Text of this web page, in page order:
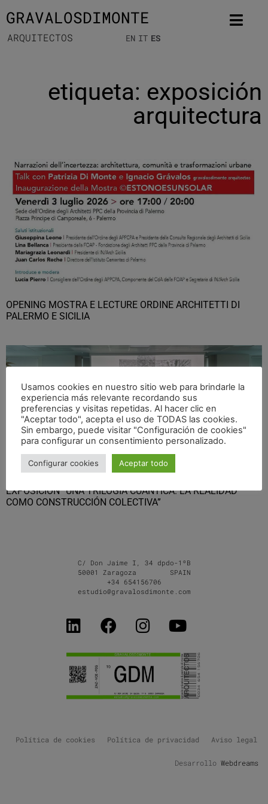
GRAVALOSDIMONTE
ARQUITECTOS EN IT ES
etiqueta: exposición
arquitectura
OPENING MOSTRA E LECTURE ORDINE ARCHITETTI DI
PALERMO E SICILIA
EXPOSICIÓN “UNA TRILOGÍA CUÁNTICA. LA REALIDAD
COMO CONSTRUCCIÓN COLECTIVA”
C/ Don Jaime I, 34 dpdo-1ºB
50001 Zaragoza SPAIN
+34 654156706
estudio@gravalosdimonte.com
Política de cookies Política de privacidad Aviso legal
Desarrollo Webdreams
Usamos cookies en nuestro sitio web para brindarle la
experiencia más relevante recordando sus
preferencias y visitas repetidas. Al hacer clic en
"Aceptar todo", acepta el uso de TODAS las cookies.
Sin embargo, puede visitar "Configuración de cookies"
para configurar un consentimiento personalizado.
Configurar cookies Aceptar todo